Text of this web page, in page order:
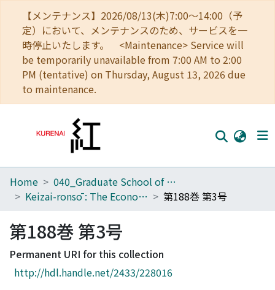
【メンテナンス】2026/08/13(木)7:00～14:00（予
定）において、メンテナンスのため、サービスを一
時停止いたします。 <Maintenance> Service will
be temporarily unavailable from 7:00 AM to 2:00
PM (tentative) on Thursday, August 13, 2026 due
to maintenance.
Home
Browse
Download Ranking
Access Statistics
Home
040_Graduate School of Economics
Keizai-ronsō : The Economic Review
第188巻 第3号
第188巻 第3号
Permanent URI for this collection
http://hdl.handle.net/2433/228016